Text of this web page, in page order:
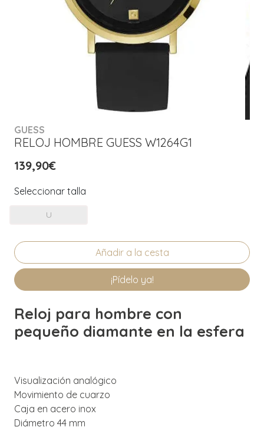
GUESS
RELOJ HOMBRE GUESS W1264G1
139,90€
Seleccionar talla
U
¡Pídelo ya!
Reloj para hombre con
pequeño diamante en la esfera
Visualización analógico
Movimiento de cuarzo
Caja en acero inox
Diámetro 44 mm